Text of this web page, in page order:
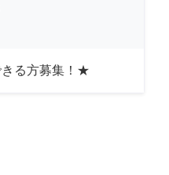
る方募集！★